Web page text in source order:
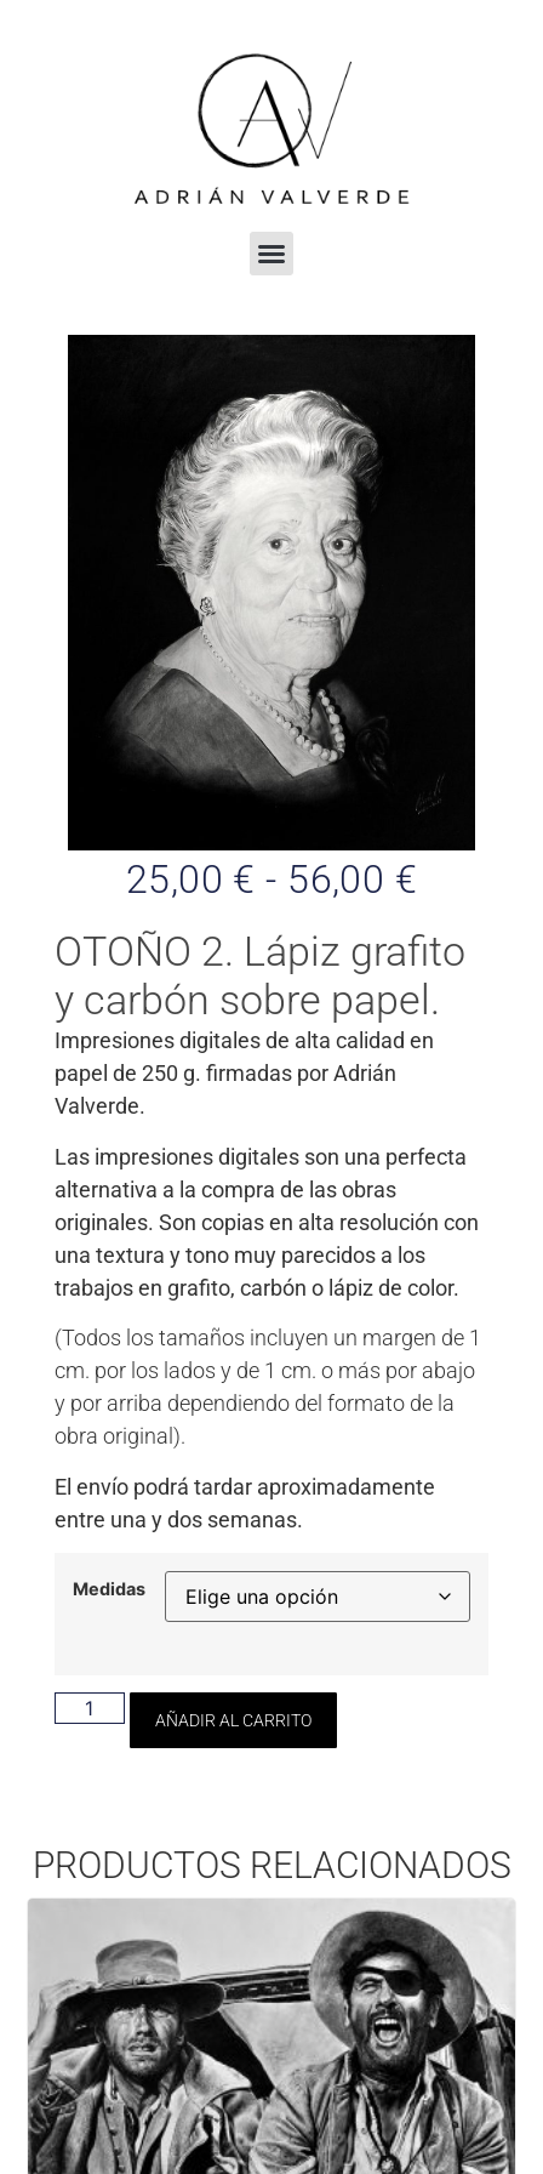
OTOÑO 2. Lápiz grafito
y carbón sobre papel.
Impresiones digitales de alta calidad en
papel de 250 g. firmadas por Adrián
Valverde.
Las impresiones digitales son una perfecta
alternativa a la compra de las obras
originales. Son copias en alta resolución con
una textura y tono muy parecidos a los
trabajos en grafito, carbón o lápiz de color.
(Todos los tamaños incluyen un margen de 1
cm. por los lados y de 1 cm. o más por abajo
y por arriba dependiendo del formato de la
obra original).
El envío podrá tardar aproximadamente
entre una y dos semanas.
Medidas
AÑADIR AL CARRITO
25,00 € - 56,00 €
PRODUCTOS RELACIONADOS